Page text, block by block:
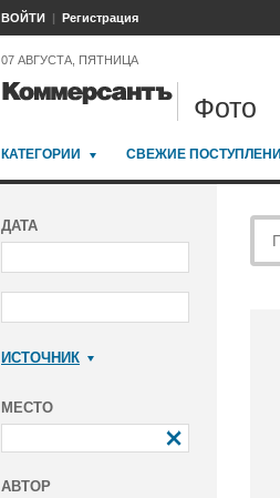
ВОЙТИ Регистрация
07 АВГУСТА, ПЯТНИЦА
Фото
КАТЕГОРИИ СВЕЖИЕ
ДАТА
ИСТОЧНИК
МЕСТО
АВТОР